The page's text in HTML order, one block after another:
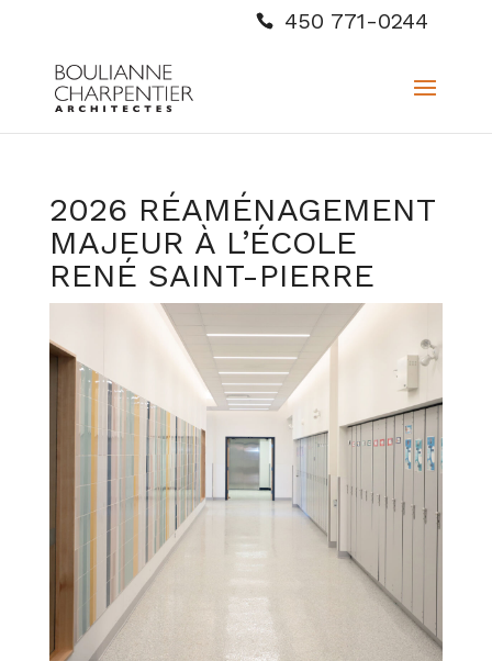
450 771-0244
2026 RÉAMÉNAGEMENT
MAJEUR À L’ÉCOLE
RENÉ SAINT-PIERRE